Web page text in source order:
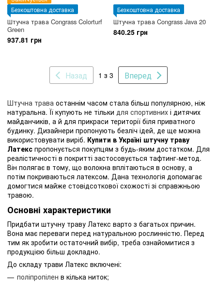
Безкоштовна доставка
Штучна трава Congrass Colorturf
Green
937.81 грн
Безкоштовна доставка
Штучна трава Congrass Java 20
840.25 грн
Назад 1 з 3 Вперед
Штучна трава останнім часом стала більш популярною, ніж
натуральна. Її купують не тільки для спортивних і дитячих
майданчиків, а й для прикраси території біля приватного
будинку. Дизайнери пропонують безліч ідей, де ще можна
використовувати виріб. Купити в Україні штучну траву
Латекс пропонується покупцям з будь-яким достатком. Для
реалістичності в покритті застосовується тафтинг-метод.
Він полягає в тому, що волокна вплітаються в основу, а
потім покриваються латексом. Дана технологія допомагає
домогтися майже стовідсоткової схожості зі справжньою
травою.
Основні характеристики
Придбати штучну траву Латекс варто з багатьох причин.
Вона має переваги перед натуральною рослинністю. Перед
тим як зробити остаточний вибір, треба ознайомитися з
продукцією більш докладно.
До складу трави Латекс включені:
поліпропілен в кілька ниток;